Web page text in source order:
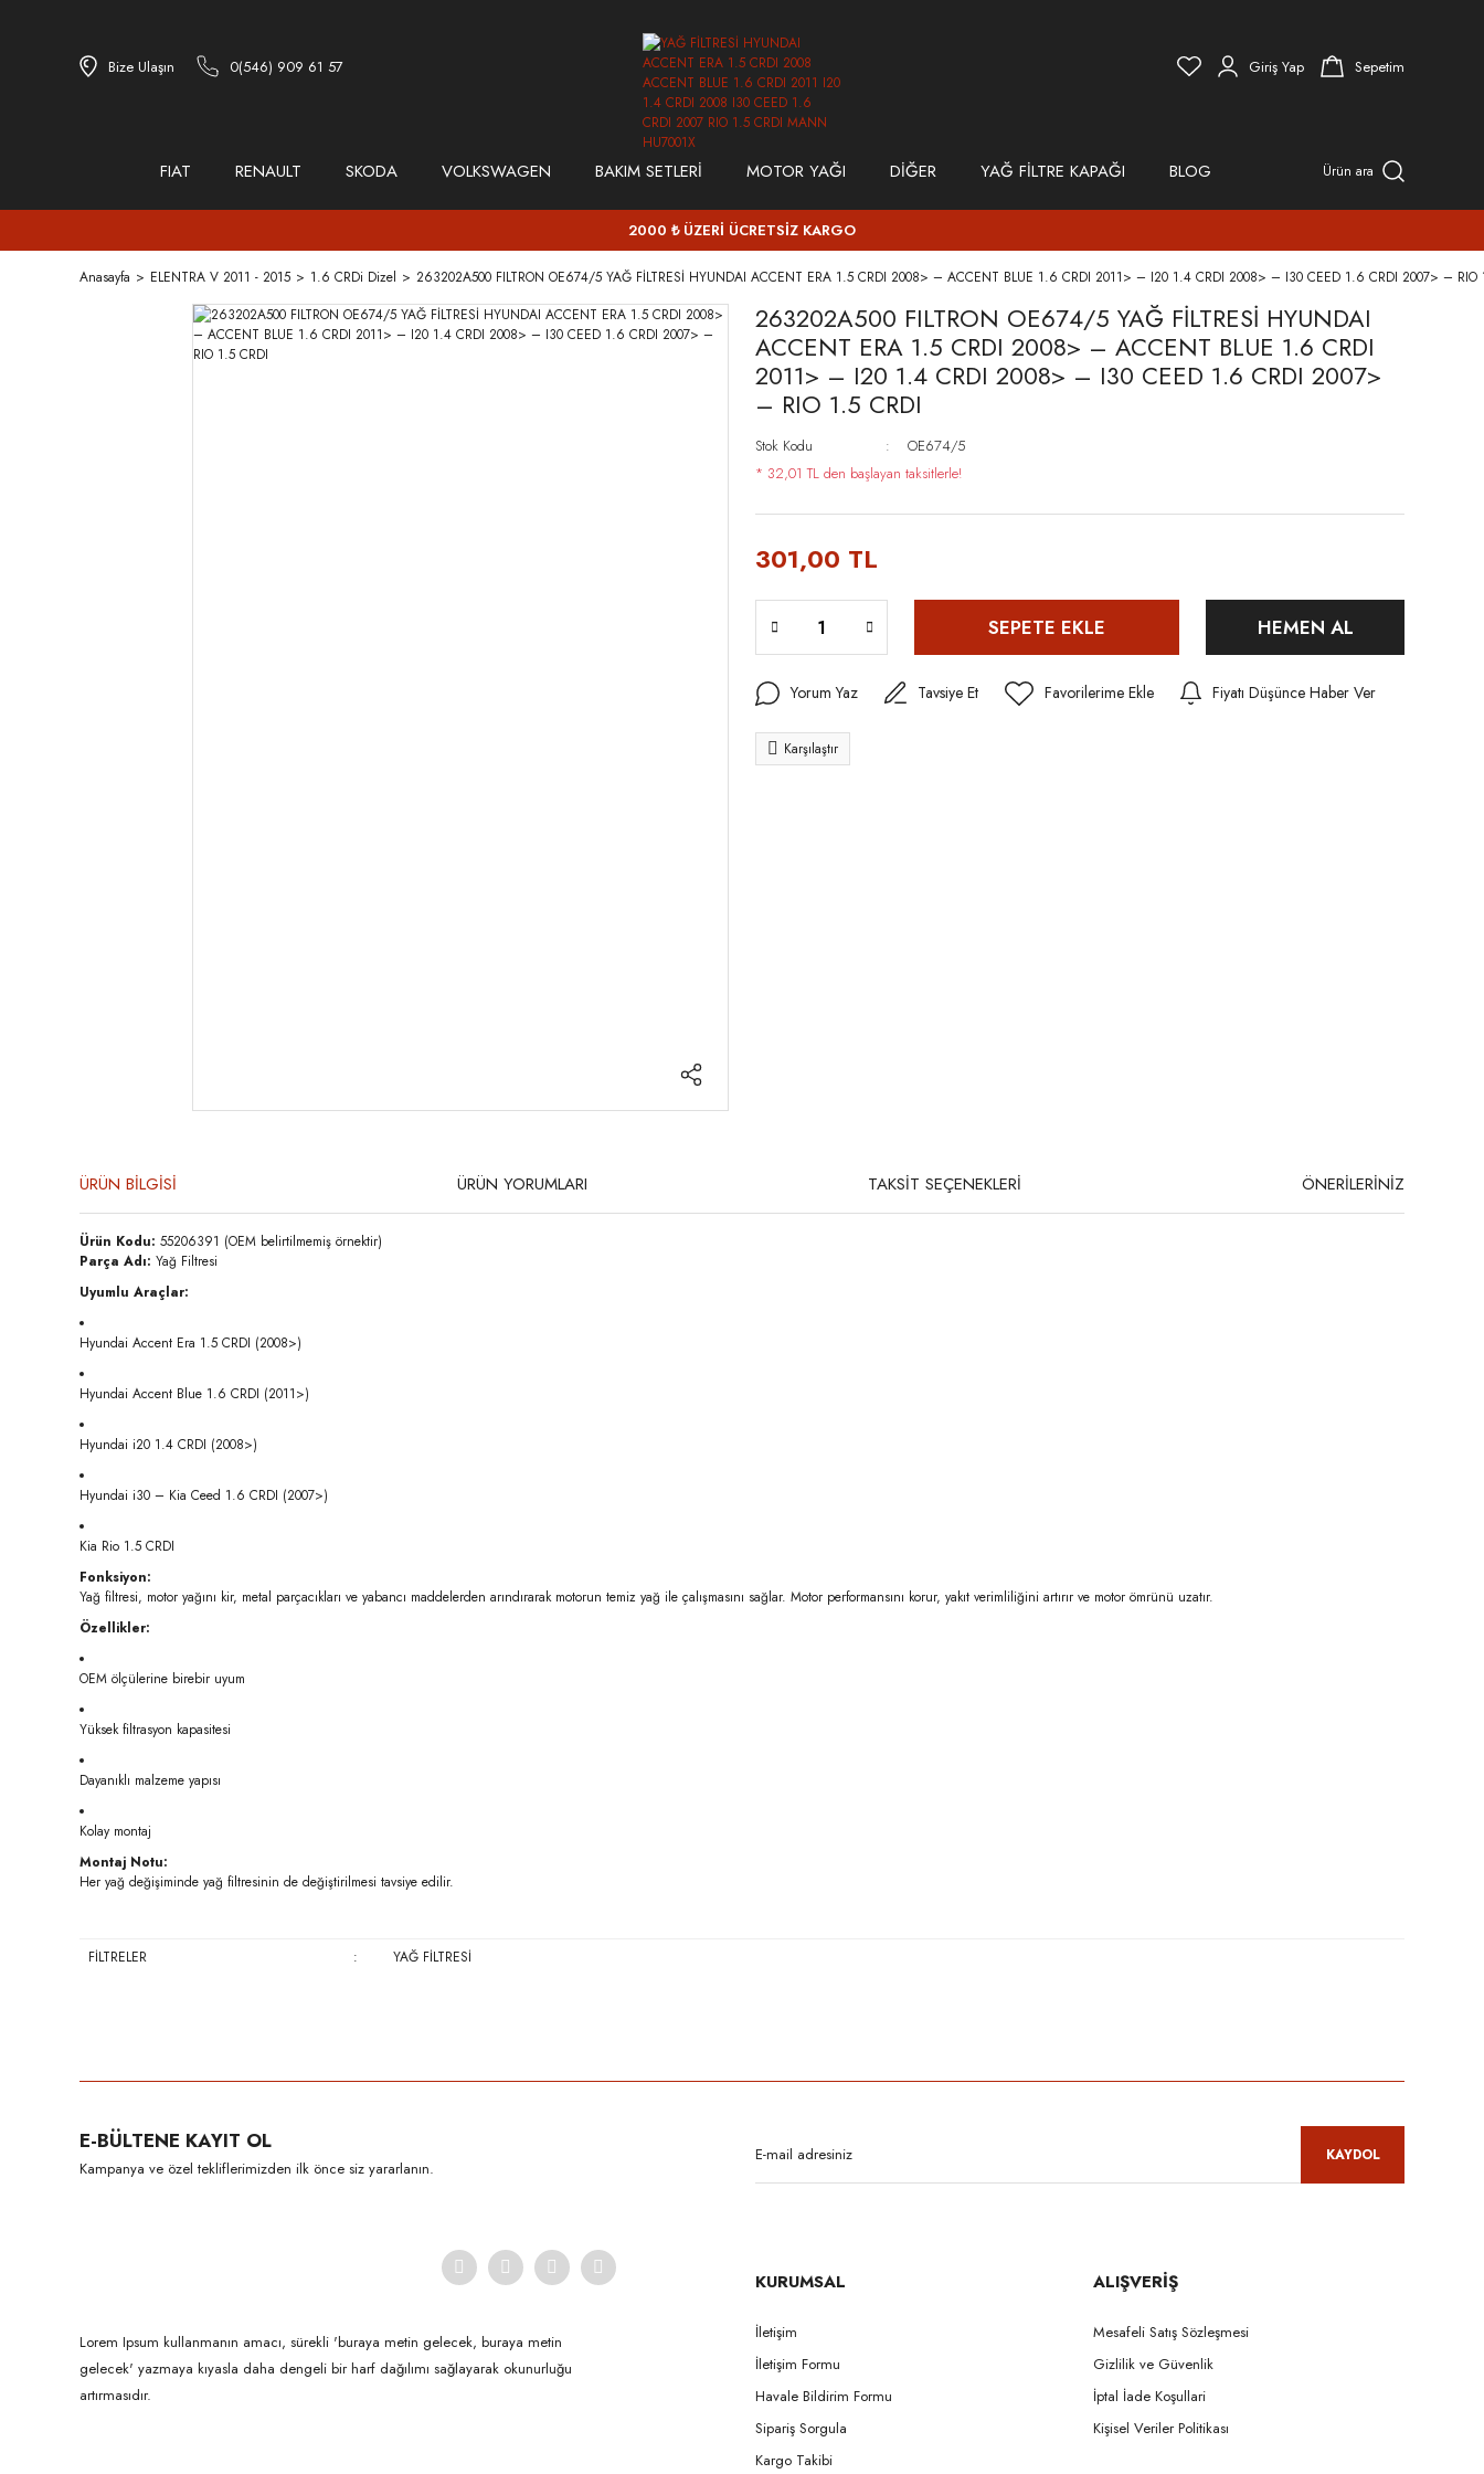
Bize Ulaşın 0(546) 909 61 57 Giriş Yap Sepetim
FIAT RENAULT SKODA VOLKSWAGEN BAKIM SETLERİ MOTOR YAĞI DİĞER YAĞ FİLTRE KAPAĞI BLOG Ürün ara
2000 ₺ ÜZERİ ÜCRETSİZ KARGO
Anasayfa ELENTRA V 2011 - 2015 1.6 CRDi Dizel 263202A500 FILTRON OE674/5 YAĞ FİLTRESİ HYUNDAI ACCENT ERA 1.5 CRDI 2008> – ACCENT BLUE 1.6 CRDI 2011> – I20 1.4 CRDI 2008> – I30 CEED 1.6 CRDI 2007> – RIO
263202A500 FILTRON OE674/5 YAĞ FİLTRESİ HYUNDAI
ACCENT ERA 1.5 CRDI 2008> – ACCENT BLUE 1.6 CRDI
2011> – I20 1.4 CRDI 2008> – I30 CEED 1.6 CRDI 2007>
– RIO 1.5 CRDI
Stok Kodu
OE674/5
* 32,01 TL den başlayan taksitlerle!
301,00 TL
SEPETE EKLE HEMEN AL
Yorum Yaz Tavsiye Et Fiyatı Düşünce Haber Ver
Karşılaştır
ÜRÜN BİLGİSİ ÜRÜN YORUMLARI TAKSİT SEÇENEKLERİ ÖNERİLERİNİZ
Ürün Kodu: 55206391 (OEM belirtilmemiş örnektir)
Parça Adı: Yağ Filtresi
Uyumlu Araçlar:
Hyundai Accent Era 1.5 CRDI (2008>)
Hyundai Accent Blue 1.6 CRDI (2011>)
Hyundai i20 1.4 CRDI (2008>)
Hyundai i30 – Kia Ceed 1.6 CRDI (2007>)
Kia Rio 1.5 CRDI
Fonksiyon:
Yağ filtresi, motor yağını kir, metal parçacıkları ve yabancı maddelerden arındırarak motorun temiz yağ ile çalışmasını sağlar. Motor performansını korur, yakıt verimliliğini artırır ve motor ömrünü uzatır.
Özellikler:
OEM ölçülerine birebir uyum
Yüksek filtrasyon kapasitesi
Dayanıklı malzeme yapısı
Kolay montaj
Montaj Notu:
Her yağ değişiminde yağ filtresinin de değiştirilmesi tavsiye edilir.
FİLTRELER : YAĞ FİLTRESİ
Ürün açıklamasında eksik bilgiler bulunuyor.
Ürün bilgilerinde hatalar bulunuyor.
E-BÜLTENE KAYIT OL
Kampanya ve özel tekliflerimizden ilk önce siz yararlanın.
KAYDOL
Lorem Ipsum kullanmanın amacı, sürekli 'buraya metin gelecek, buraya metin
gelecek' yazmaya kıyasla daha dengeli bir harf dağılımı sağlayarak okunurluğu
artırmasıdır.
KURUMSAL
İletişim
İletişim Formu
Havale Bildirim Formu
Sipariş Sorgula
Kargo Takibi
ALIŞVERİŞ
Mesafeli Satış Sözleşmesi
Gizlilik ve Güvenlik
İptal İade Koşullari
Kişisel Veriler Politikası